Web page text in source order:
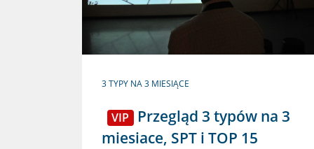
3 TYPY NA 3 MIESIĄCE
VIP Przegląd 3 typów na 3
miesiace, SPT i TOP 15